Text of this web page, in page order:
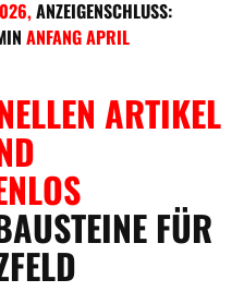
,ANZEIGENSCHLUSS:
ANFANG APRIL
ARTIKEL
FÜR